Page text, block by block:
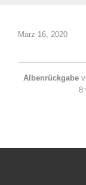
März 16, 2020
Albenrückgabe